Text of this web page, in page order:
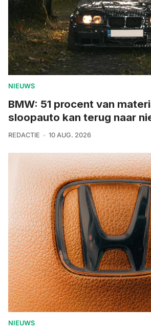
NIEUWS
BMW: 51 procent van
sloopauto kan terug naar
REDACTIE 10 AUG. 2026
NIEUWS